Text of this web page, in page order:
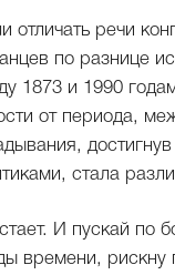
отличать речи
по разнице
1873 и 1990
от периода,
стала
И пускай по
времени,